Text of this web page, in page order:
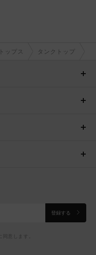
トップス タンクトップ
登録する
に同意します。